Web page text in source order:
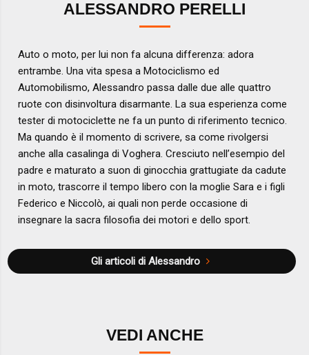
ALESSANDRO PERELLI
Auto o moto, per lui non fa alcuna differenza: adora
entrambe. Una vita spesa a Motociclismo ed
Automobilismo, Alessandro passa dalle due alle quattro
ruote con disinvoltura disarmante. La sua esperienza come
tester di motociclette ne fa un punto di riferimento tecnico.
Ma quando è il momento di scrivere, sa come rivolgersi
anche alla casalinga di Voghera. Cresciuto nell’esempio del
padre e maturato a suon di ginocchia grattugiate da cadute
in moto, trascorre il tempo libero con la moglie Sara e i figli
Federico e Niccolò, ai quali non perde occasione di
insegnare la sacra filosofia dei motori e dello sport.
Gli articoli di Alessandro
VEDI ANCHE